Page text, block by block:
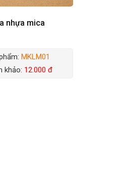
nhựa mica
MKLM01
khảo: 12.000 đ